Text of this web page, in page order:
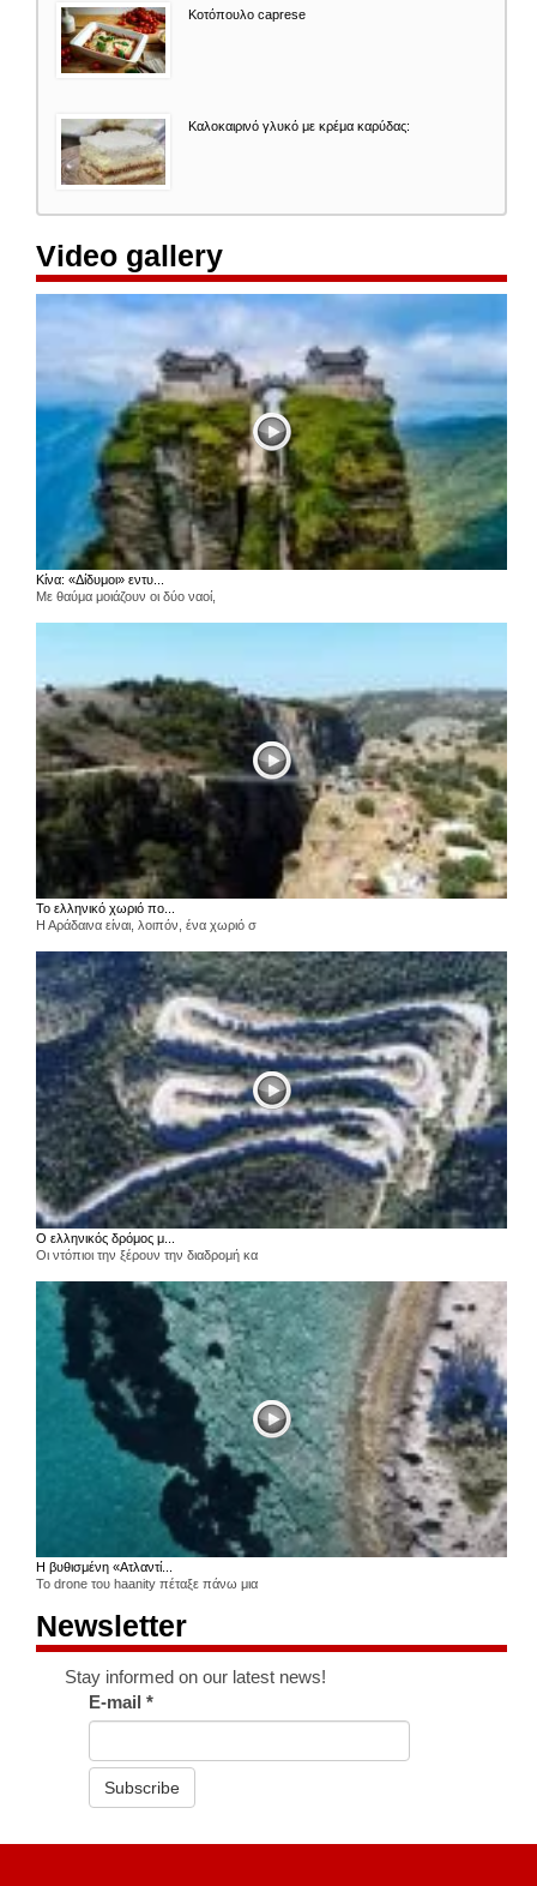
Κοτόπουλο caprese
Καλοκαιρινό γλυκό με κρέμα καρύδας:
Video gallery
Κίνα: «Δίδυμοι» εντυ...
Με θαύμα μοιάζουν οι δύο ναοί,
Το ελληνικό χωριό πο...
Η Αράδαινα είναι, λοιπόν, ένα χωριό σ
Ο ελληνικός δρόμος μ...
Οι ντόπιοι την ξέρουν την διαδρομή κα
Η βυθισμένη «Ατλαντί...
Το drone του haanity πέταξε πάνω μια
Newsletter
Stay informed on our latest news!
E-mail*
Subscribe